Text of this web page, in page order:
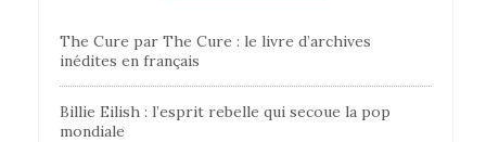
The Cure par The Cure : le livre d’archives
inédites en français
Billie Eilish : l’esprit rebelle qui secoue la pop
mondiale